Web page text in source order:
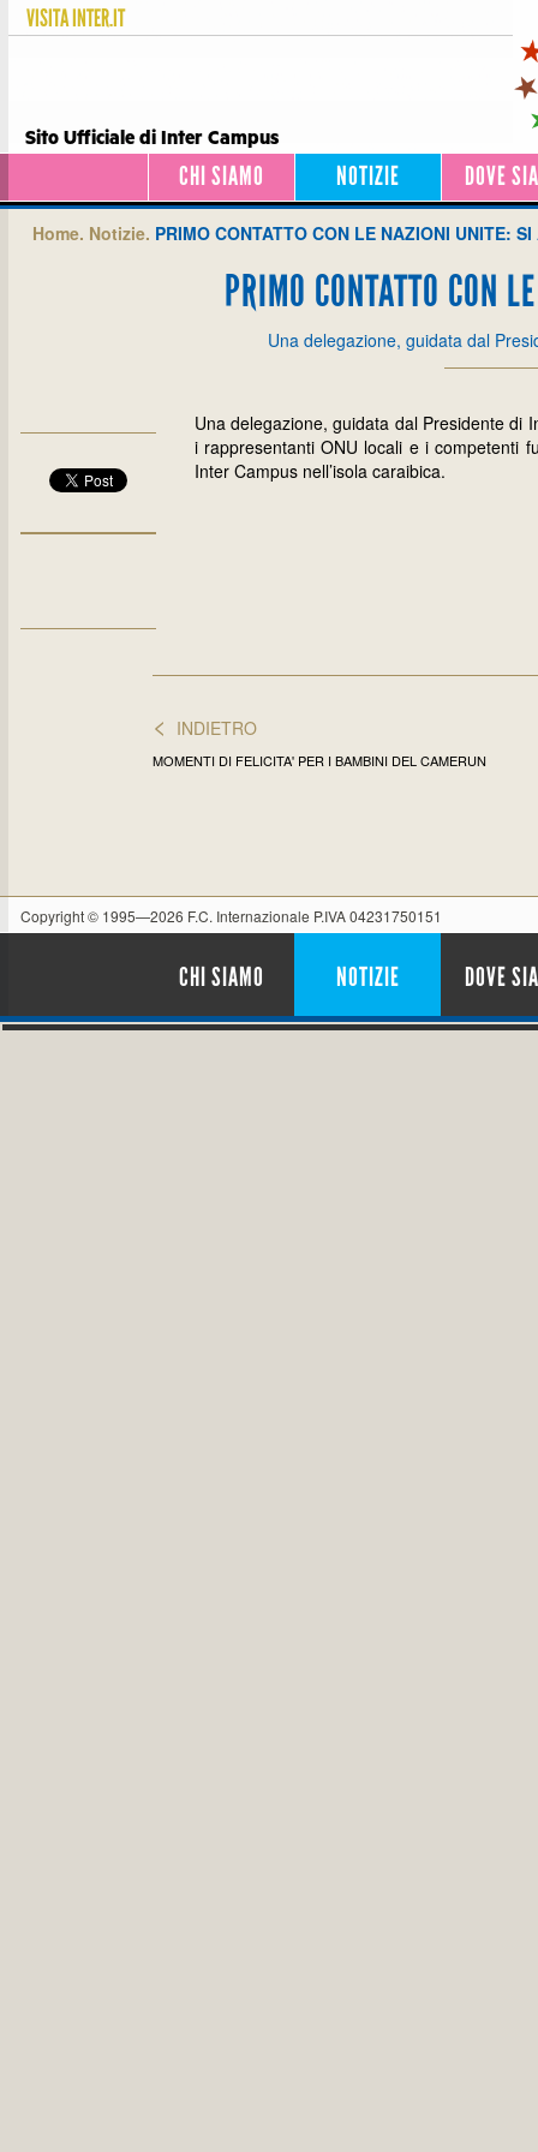
VISITAINTER.IT
Sito Ufficiale di Inter Campus
CHI SIAMO NOTIZIE DOVE
Home. Notizie. PRIMO CONTATTO CON LE NAZIONI UNITE:
PRIMO CONTATTO CON
Una delegazione, guidata dal
Una delegazione, guidata dal Presidente di
i rappresentanti ONU locali e i competenti
Inter Campus nell’isola caraibica.
< INDIETRO
MOMENTI DI FELICITA' PER I BAMBINI DEL CAMERUN
Copyright © 1995—2026 F.C. Internazionale P.IVA 04231750151
CHI SIAMO NOTIZIE DOVE